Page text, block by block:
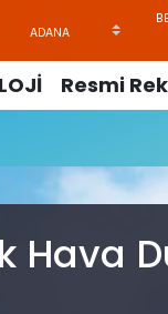
Resmi
Hava